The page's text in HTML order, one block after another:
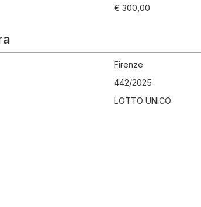
€ 300,00
Firenze
442/2025
LOTTO UNICO